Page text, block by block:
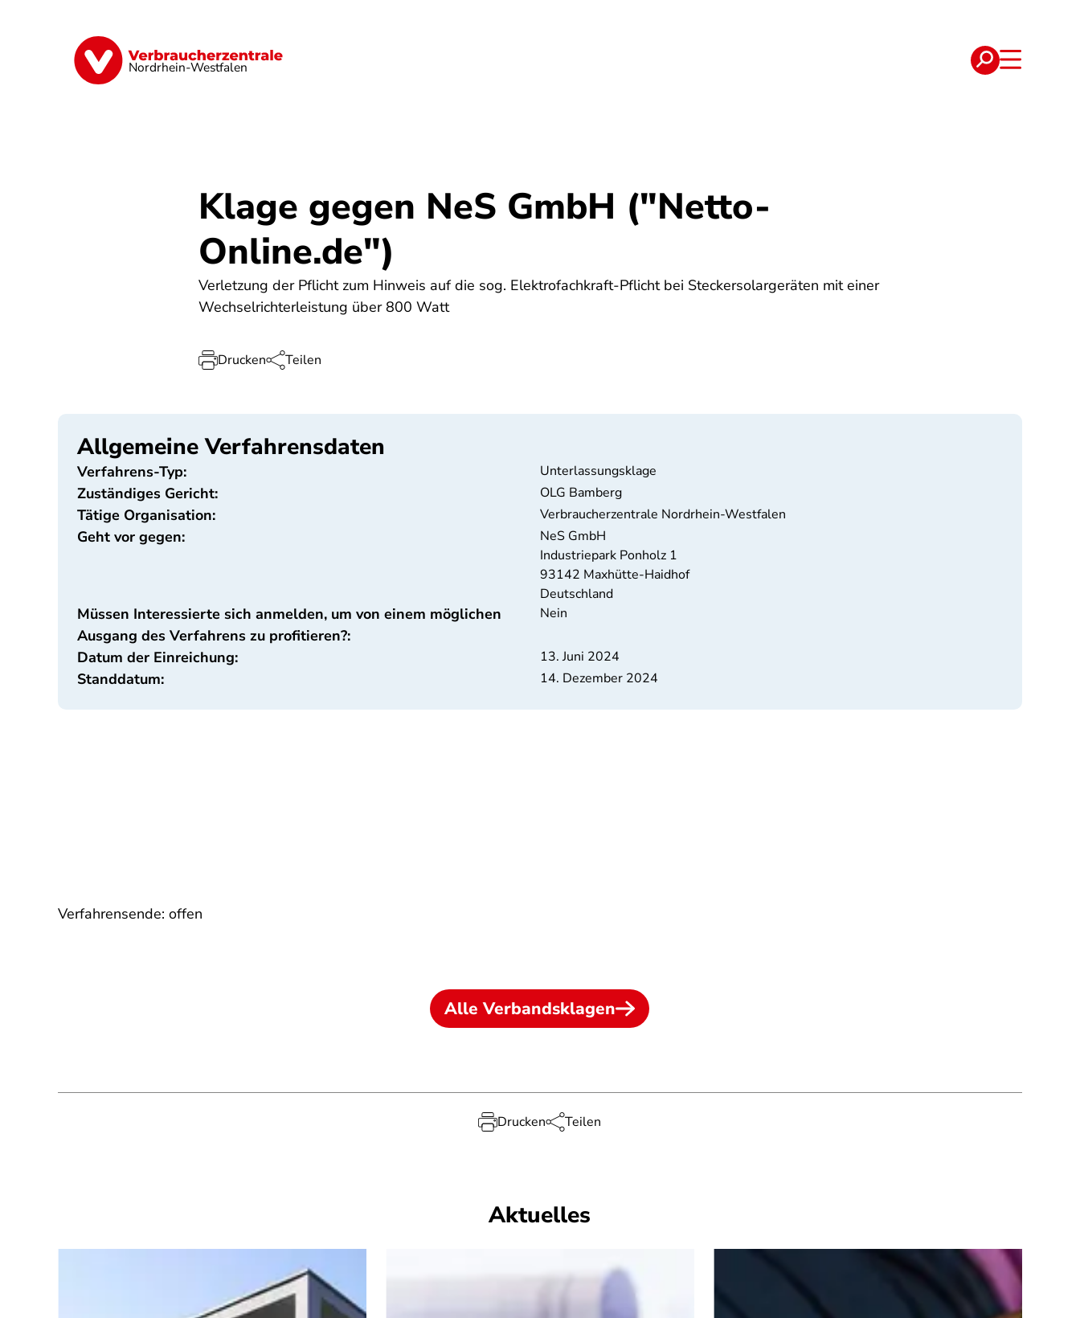
Nordrhein-Westfalen
Finanzen Digitales Lebensmittel
Klage gegen NeS GmbH ("Netto-
Online.de")
Verletzung der Pflicht zum Hinweis auf die sog. Elektrofachkraft-Pflicht bei Steckersolargeräten mit einer
Wechselrichterleistung über 800 Watt
Drucken Teilen
Allgemeine Verfahrensdaten
Verfahrens-Typ: Unterlassungsklage
Zuständiges Gericht: OLG Bamberg
Tätige Organisation: Verbraucherzentrale Nordrhein-Westfalen
Geht vor gegen:
NeS GmbH
Industriepark Ponholz 1
93142 Maxhütte-Haidhof
Deutschland
Müssen Interessierte sich anmelden, um von einem möglichen
Ausgang des Verfahrens zu profitieren?:
Nein
Datum der Einreichung: 13. Juni 2024
Standdatum: 14. Dezember 2024
Verfahrensende: offen
Alle Verbandsklagen
Drucken Teilen
Aktuelles